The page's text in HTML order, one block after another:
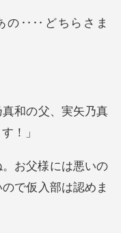
の‥
真和の父、実矢乃真
父様には悪いの